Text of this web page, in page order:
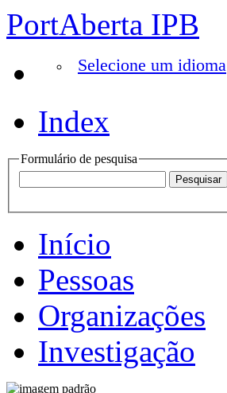
PortAberta IPB
Selecione um idioma
Index
Formulário de pesquisa
Início
Pessoas
Organizações
Investigação